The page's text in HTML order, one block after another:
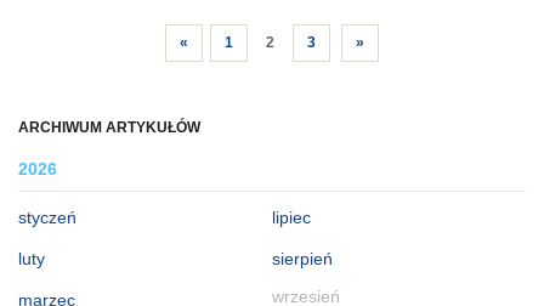
ARCHIWUM ARTYKUŁÓW
2026
styczeń
luty
marzec
lipiec
sierpień
wrzesień
« 1 2 3 »